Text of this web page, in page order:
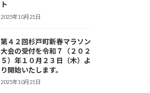
ト
2025年10月21日
第４２回杉戸町新春マラソン
大会の受付を令和７（２０２
５）年１０月２３日（木）よ
り開始いたします。
2025年10月21日